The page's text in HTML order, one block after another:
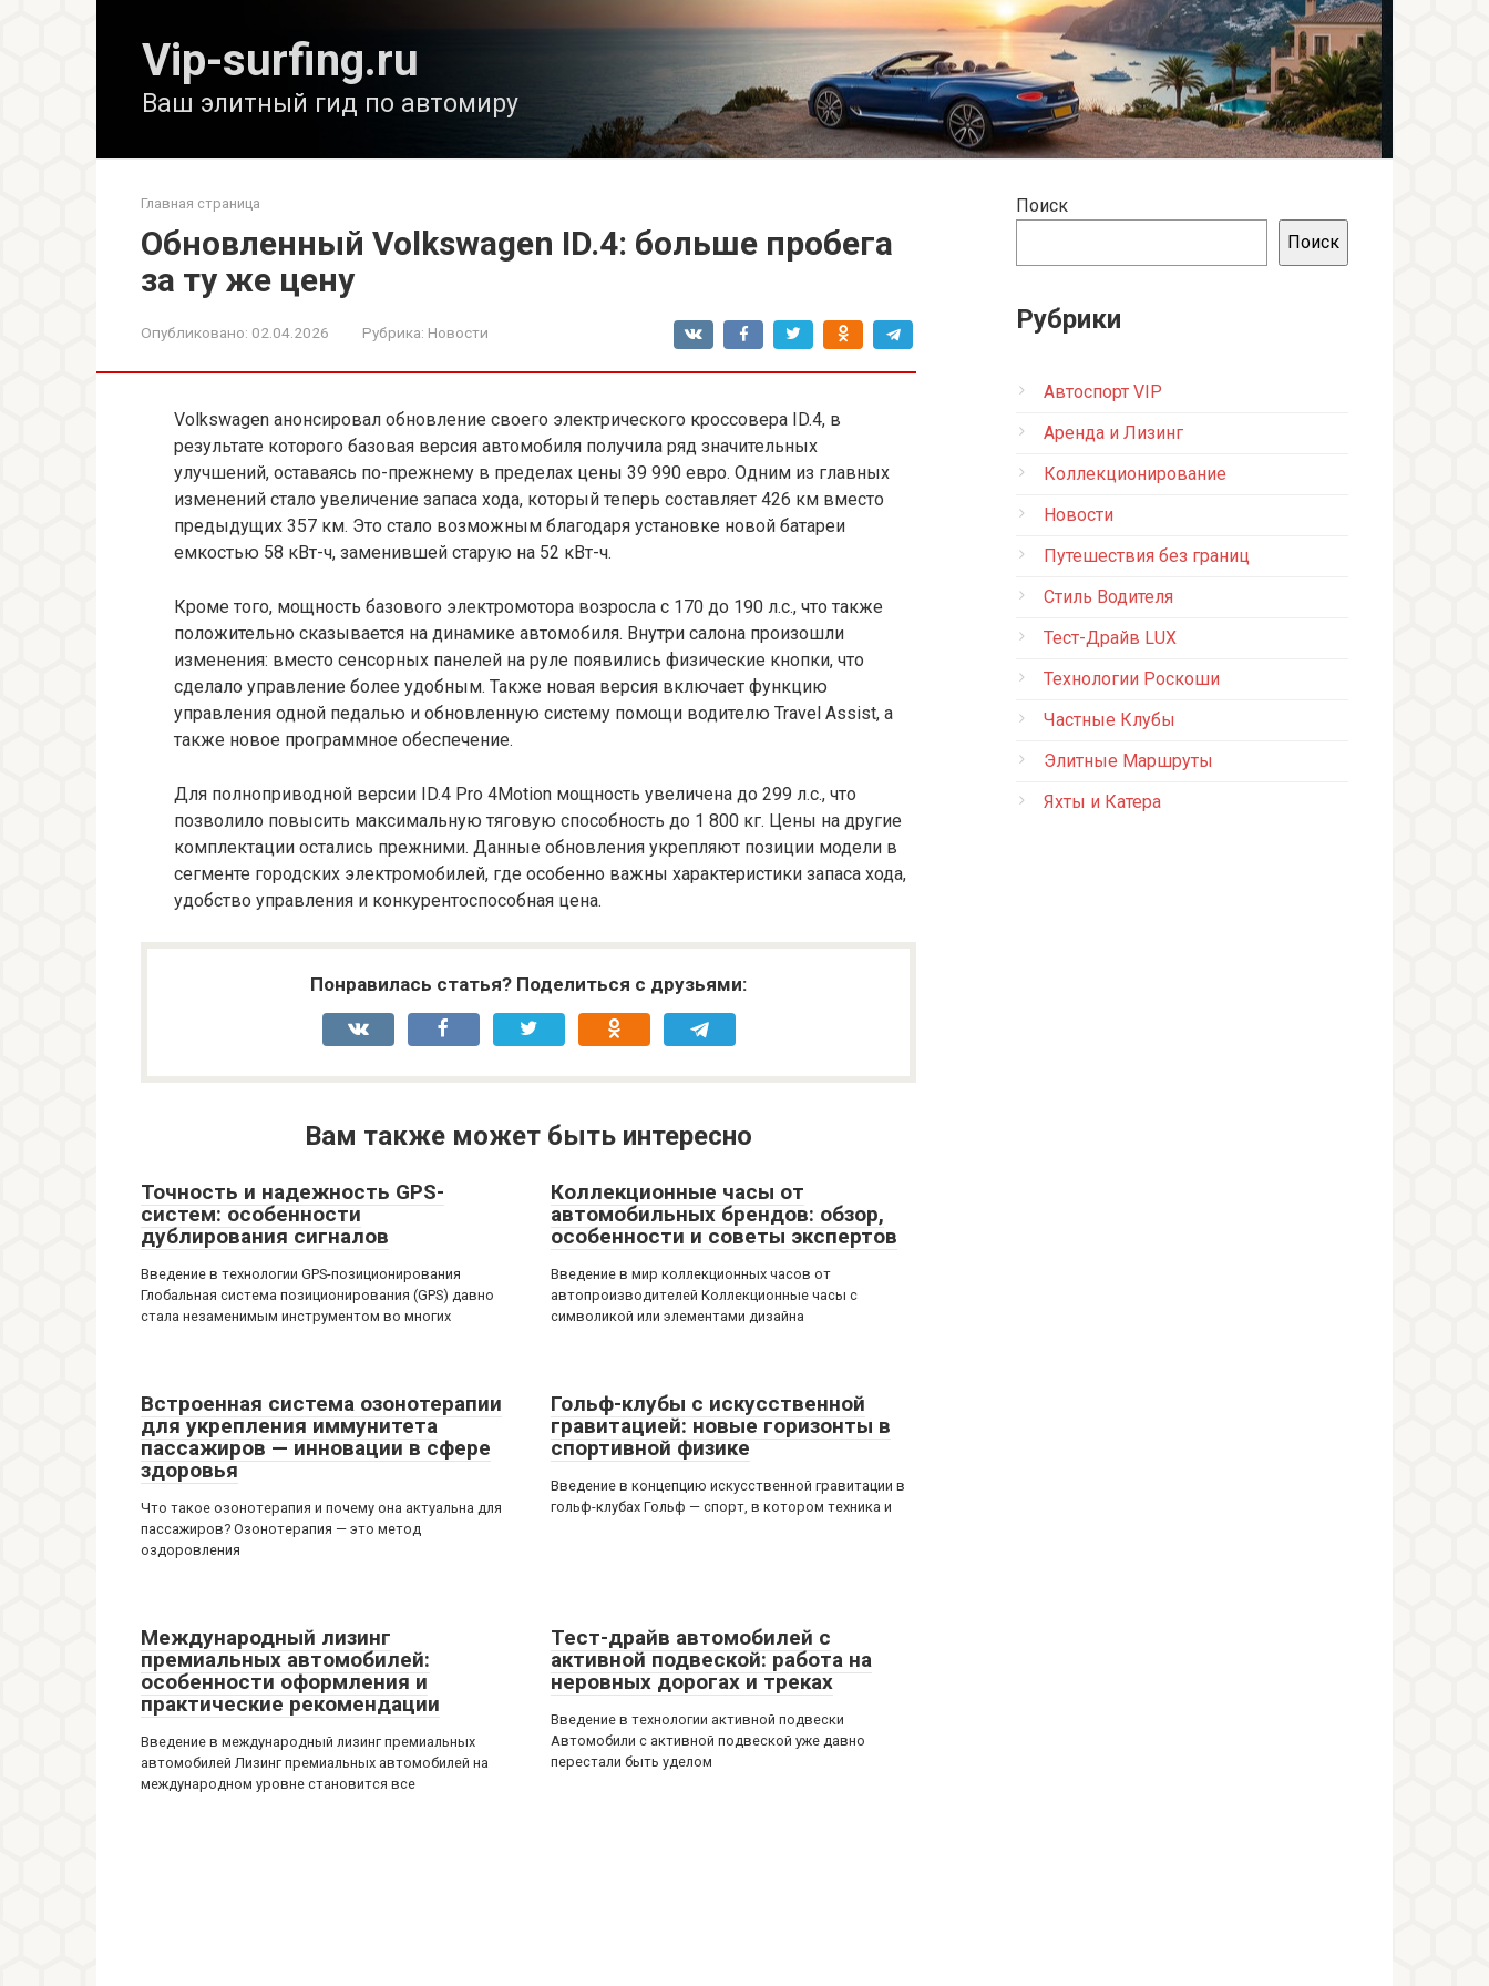
Vip-surfing.ru
Ваш элитный гид по автомиру
Главная страница
Обновленный Volkswagen ID.4: больше пробега
за ту же цену
Опубликовано: 02.04.2026 Рубрика: Новости
Volkswagen анонсировал обновление своего электрического кроссовера ID.4, в
результате которого базовая версия автомобиля получила ряд значительных
улучшений, оставаясь по-прежнему в пределах цены 39 990 евро. Одним из главных
изменений стало увеличение запаса хода, который теперь составляет 426 км вместо
предыдущих 357 км. Это стало возможным благодаря установке новой батареи
емкостью 58 кВт-ч, заменившей старую на 52 кВт-ч.
Кроме того, мощность базового электромотора возросла с 170 до 190 л.с., что также
положительно сказывается на динамике автомобиля. Внутри салона произошли
изменения: вместо сенсорных панелей на руле появились физические кнопки, что
сделало управление более удобным. Также новая версия включает функцию
управления одной педалью и обновленную систему помощи водителю Travel Assist, а
также новое программное обеспечение.
Для полноприводной версии ID.4 Pro 4Motion мощность увеличена до 299 л.с., что
позволило повысить максимальную тяговую способность до 1 800 кг. Цены на другие
комплектации остались прежними. Данные обновления укрепляют позиции модели в
сегменте городских электромобилей, где особенно важны характеристики запаса хода,
удобство управления и конкурентоспособная цена.
Понравилась статья? Поделиться с друзьями:
Вам также может быть интересно
Точность и надежность GPS-
систем: особенности
дублирования сигналов
Введение в технологии GPS-позиционирования
Глобальная система позиционирования (GPS) давно
стала незаменимым инструментом во многих
Коллекционные часы от
автомобильных брендов: обзор,
особенности и советы экспертов
Введение в мир коллекционных часов от
автопроизводителей Коллекционные часы с
символикой или элементами дизайна
Встроенная система озонотерапии
для укрепления иммунитета
пассажиров — инновации в сфере
здоровья
Что такое озонотерапия и почему она актуальна для
пассажиров? Озонотерапия — это метод
оздоровления
Гольф-клубы с искусственной
гравитацией: новые горизонты в
спортивной физике
Введение в концепцию искусственной гравитации в
гольф-клубах Гольф — спорт, в котором техника и
Международный лизинг
премиальных автомобилей:
особенности оформления и
практические рекомендации
Введение в международный лизинг премиальных
автомобилей Лизинг премиальных автомобилей на
международном уровне становится все
Тест-драйв автомобилей с
активной подвеской: работа на
неровных дорогах и треках
Введение в технологии активной подвески
Автомобили с активной подвеской уже давно
перестали быть уделом
Поиск
Поиск
Рубрики
Автоспорт VIP
Аренда и Лизинг
Коллекционирование
Новости
Путешествия без границ
Стиль Водителя
Тест-Драйв LUX
Технологии Роскоши
Частные Клубы
Элитные Маршруты
Яхты и Катера